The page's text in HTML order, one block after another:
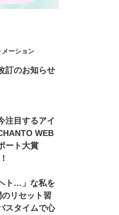
メーション
訂のお知らせ
注目するアイ
WEB
ート大賞
ト…」な私を
リセット習
スタイムで心